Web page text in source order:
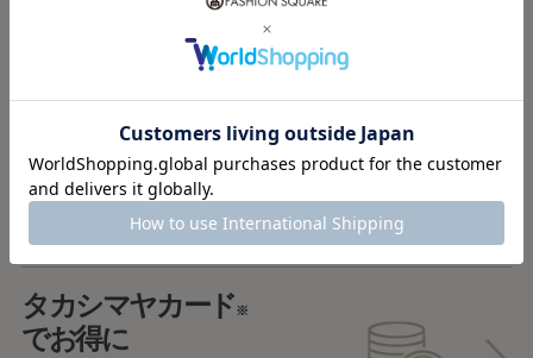
返品OK
一部商品を除き、
返品することが可能です
タカシマヤカード※
でお得に